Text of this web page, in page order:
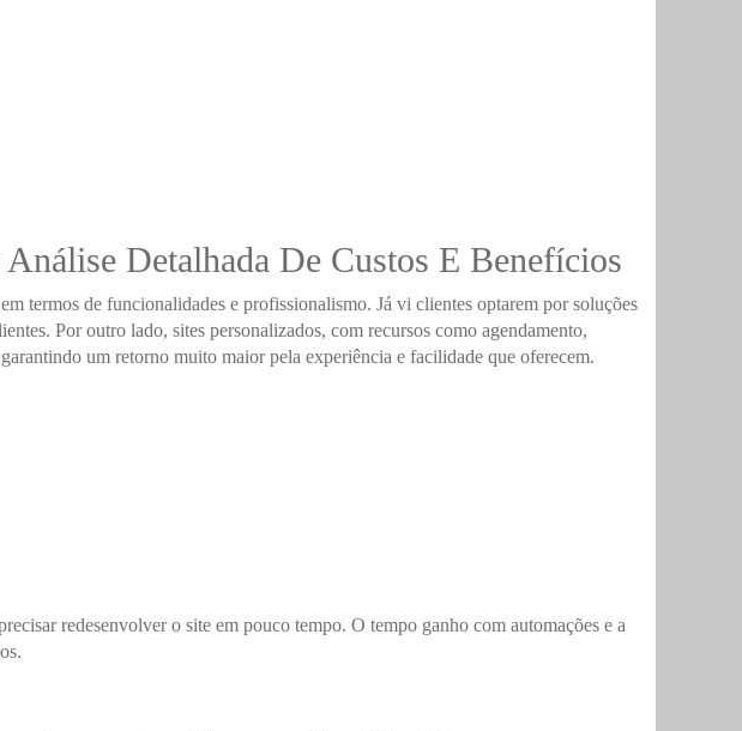
Detalhada De Custos E Benefícios
termos de funcionalidades e profissionalismo. Já vi clientes optarem por soluções
Por outro lado, sites personalizados, com recursos como agendamento,
um retorno muito maior pela experiência e facilidade que oferecem.
redesenvolver o site em pouco tempo. O tempo ganho com automações e a